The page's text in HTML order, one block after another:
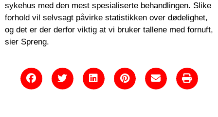
sykehus med den mest spesialiserte behandlingen. Slike
forhold vil selvsagt påvirke statistikken over dødelighet,
og det er der derfor viktig at vi bruker tallene med fornuft,
sier Spreng.